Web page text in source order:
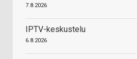
7.8.2026
IPTV-keskustelu
6.8.2026